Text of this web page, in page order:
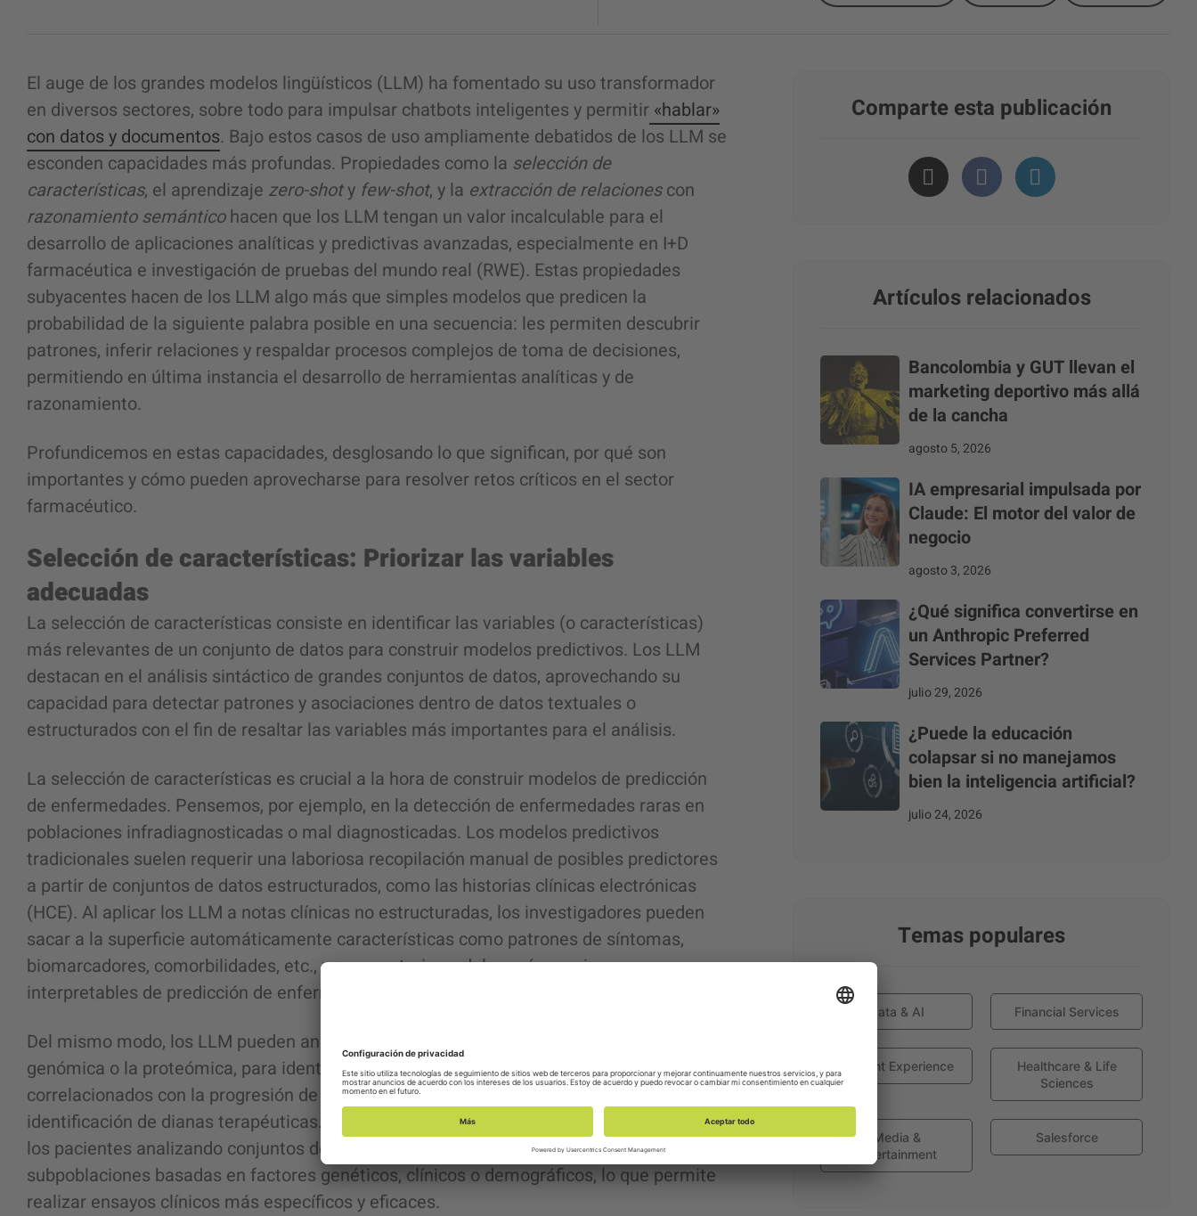
El auge de los grandes modelos lingüísticos (LLM) ha fomentado su uso transformador
en diversos sectores, sobre todo para impulsar chatbots inteligentes y permitir «hablar»
con datos y documentos. Bajo estos casos de uso ampliamente debatidos de los LLM se
esconden capacidades más profundas. Propiedades como la selección de
características, el aprendizaje zero-shoty few-shot, y la extracción de relacionescon
razonamiento semánticohacen que los LLM tengan un valor incalculable para el
desarrollo de aplicaciones analíticas y predictivas avanzadas, especialmente en I+D
farmacéutica e investigación de pruebas del mundo real (RWE). Estas propiedades
subyacentes hacen de los LLM algo más que simples modelos que predicen la
probabilidad de la siguiente palabra posible en una secuencia: les permiten descubrir
patrones, inferir relaciones y respaldar procesos complejos de toma de decisiones,
permitiendo en última instancia el desarrollo de herramientas analíticas y de
razonamiento.
Profundicemos en estas capacidades, desglosando lo que significan, por qué son
importantes y cómo pueden aprovecharse para resolver retos críticos en el sector
farmacéutico.
Selección de características: Priorizar las variables
adecuadas
La selección de características consiste en identificar las variables (o características)
más relevantes de un conjunto de datos para construir modelos predictivos. Los LLM
destacan en el análisis sintáctico de grandes conjuntos de datos, aprovechando su
capacidad para detectar patrones y asociaciones dentro de datos textuales o
estructurados con el fin de resaltar las variables más importantes para el análisis.
La selección de características es crucial a la hora de construir modelos de predicción
de enfermedades. Pensemos, por ejemplo, en la detección de enfermedades raras en
poblaciones infradiagnosticadas o mal diagnosticadas. Los modelos predictivos
tradicionales suelen requerir una laboriosa recopilación manual de posibles predictores
a partir de conjuntos de datos estructurados, como las historias clínicas electrónicas
(HCE). Al aplicar los LLM a notas clínicas no estructuradas, los investigadores pueden
sacar a la superficie automáticamente características como patrones de síntomas,
biomarcadores, comorbilidades, etc., para construir modelos más precisos e
interpretables de predicción de enfermedades.
Del mismo modo, los LLM pueden analizar conjuntos de datos ómicos, como la
genómica o la proteómica, para identificar marcadores moleculares clave
correlacionados con la progresión de la enfermedad, agilizando el proceso de
identificación de dianas terapéuticas. Además, los LLM pueden ayudar a estratificar a
los pacientes analizando conjuntos de datos multidimensionales para identificar
subpoblaciones basadas en factores genéticos, clínicos o demográficos, lo que permite
realizar ensayos clínicos más específicos y eficaces.
Comparte esta publicación
Artículos relacionados
Bancolombia y GUT llevan el
marketing deportivo más allá
de la cancha
agosto 5, 2026
IA empresarial impulsada por
Claude: El motor del valor de
negocio
agosto 3, 2026
¿Qué significa convertirse en
un Anthropic Preferred
Services Partner?
julio 29, 2026
¿Puede la educación
colapsar si no manejamos
bien la inteligencia artificial?
julio 24, 2026
Temas populares
Data & AI Financial Services
Globant Experience
Healthcare & Life
Sciences
Media &
Entertainment
Salesforce